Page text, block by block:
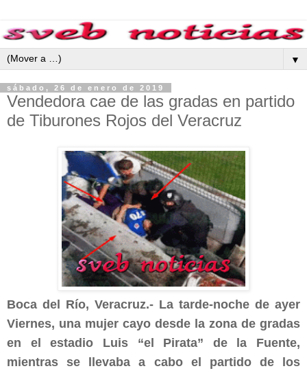
▼
sábado, 26 de enero de 2019
Vendedora cae de las gradas en partido
de Tiburones Rojos del Veracruz
Boca del Río, Veracruz.- La tarde-noche de ayer
Viernes, una mujer cayo desde la zona de gradas
en el estadio Luis “el Pirata” de la Fuente,
mientras se llevaba a cabo el partido de los